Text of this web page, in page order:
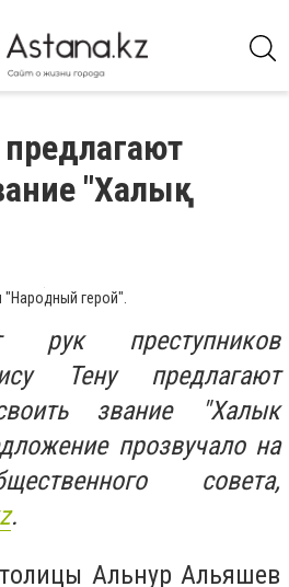
"Халық
"Народный герой".
рук преступников
Тену предлагают
звание "Халык
прозвучало на
совета,
.
Альнур Альяшев